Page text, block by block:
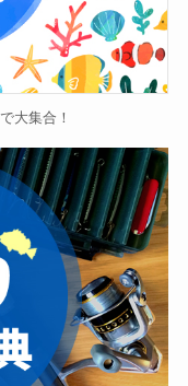
大集合！